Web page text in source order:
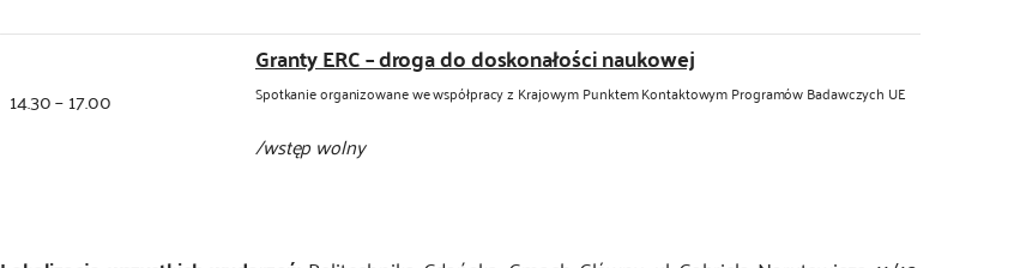
14.30 – 17.00
Granty ERC – droga do doskonałości naukowej
Spotkanie organizowane we współpracy z Krajowym Punktem Kontaktowym Programów Badawczych UE
/wstęp wolny